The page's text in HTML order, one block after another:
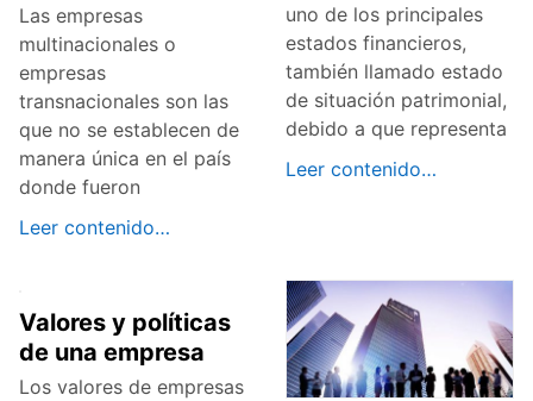
Las empresas
multinacionales o
empresas
transnacionales son las
que no se establecen de
manera única en el país
donde fueron
Leer contenido…
uno de los principales
estados financieros,
también llamado estado
de situación patrimonial,
debido a que representa
Leer contenido…
Valores y políticas
de una empresa
Los valores de empresas